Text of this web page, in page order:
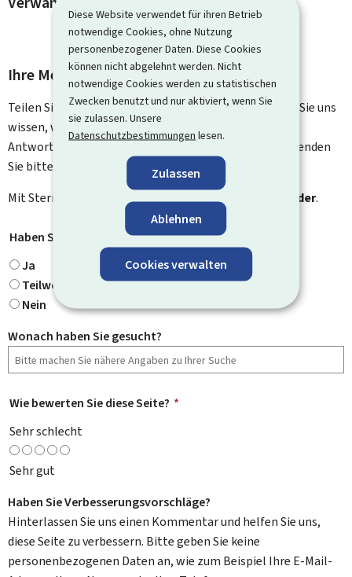
Diese Website verwendet für ihren Betrieb
notwendige Cookies, ohne Nutzung
personenbezogener Daten. Diese Cookies
können nicht abgelehnt werden. Nicht
notwendige Cookies werden zu statistischen
Zwecken benutzt und nur aktiviert, wenn Sie
sie zulassen. Unsere
Datenschutzbestimmungen lesen.
Zulassen
Ablehnen
Cookies verwalten
Ihre Meinung interessiert uns
Teilen Sie uns Ihre Meinung zu dieser Seite mit. Lassen Sie uns
wissen, was wir verbessern können. Sie erhalten keine
Antwort auf Ihr Feedback. Für spezifische Fragen verwenden
Sie bitte das Kontaktformular.
Mit Stern gekennzeichnete Felder ( * ) sind Pflichtfelder.
Haben Sie gefunden, wonach Sie gesucht haben?
Ja
Teilweise
Nein
Wonach haben Sie gesucht?
Wie bewerten Sie diese Seite? *
Sehr schlecht
Sehr gut
Haben Sie Verbesserungsvorschläge?
Hinterlassen Sie uns einen Kommentar und helfen Sie uns,
diese Seite zu verbessern. Bitte geben Sie keine
personenbezogenen Daten an, wie zum Beispiel Ihre E-Mail-